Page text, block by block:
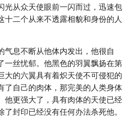
光从众天使眼前一闪而过，迅速包
十二个从来不透露相貌和身份的人
气息不断从他体内发出，他很自
一丝忧郁。他黑色的羽翼飘扬在第
大的六翼具有着炽天使不可侵犯的
了自己的肉体，那完美的人类身体
他更强大了，具有肉体的天使已经
封印已经没有任何办法杀死他。